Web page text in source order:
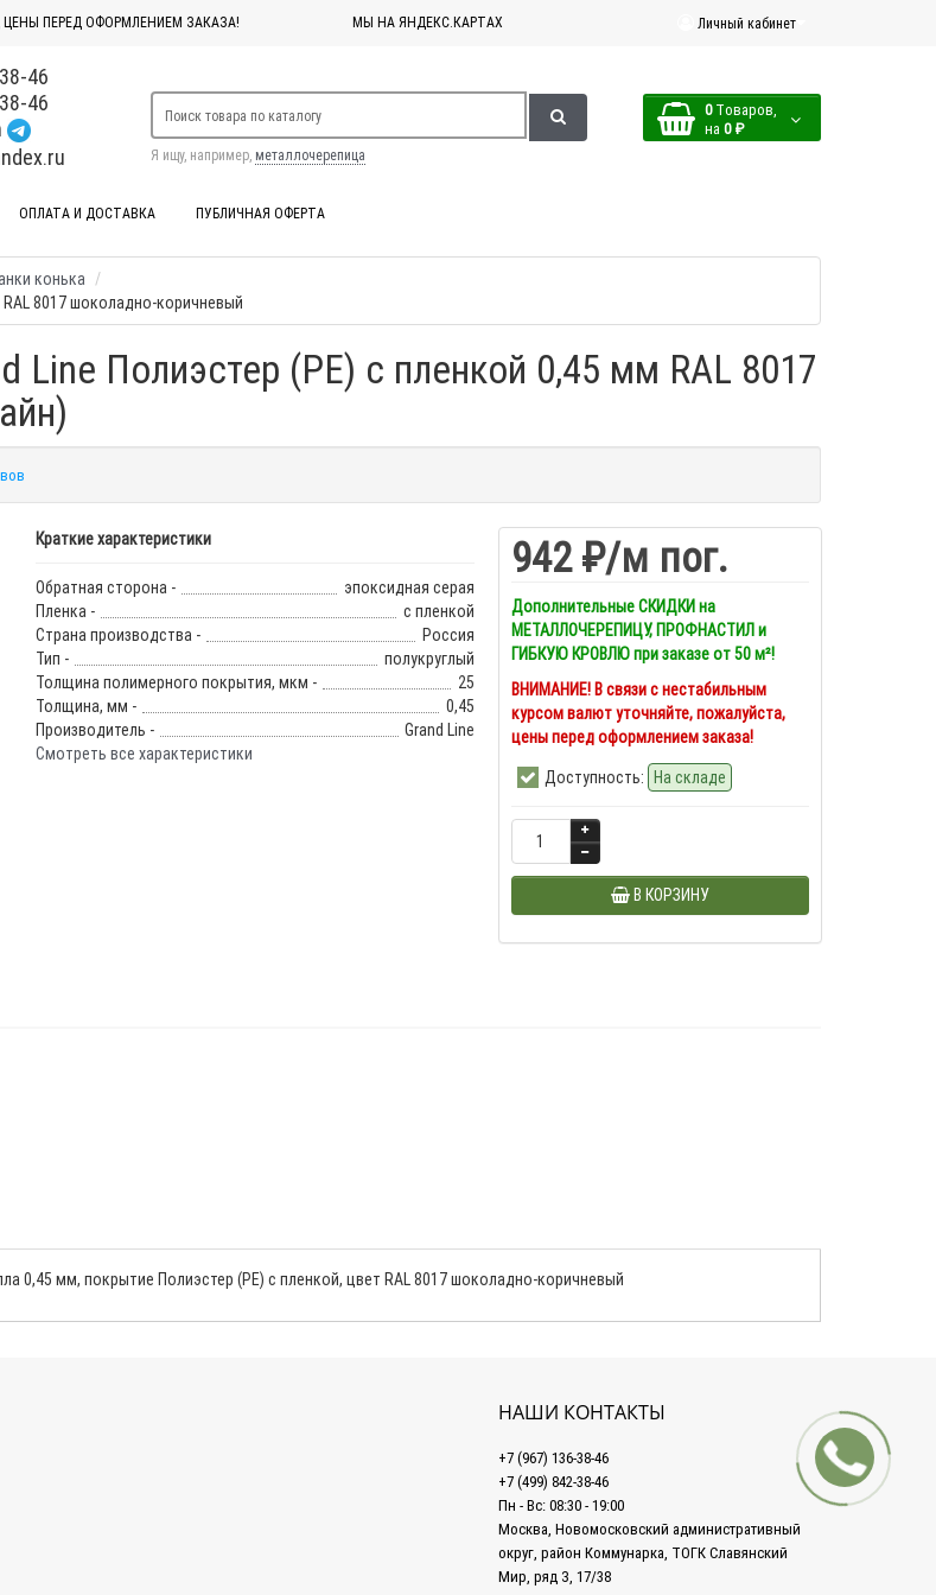
ПЕРЕД ОФОРМЛЕНИЕМ ЗАКАЗА! МЫ НА ЯНДЕКС.КАРТАХ Личный кабинет
46
46
0 Tоваров,
на 0 ₽
Я ищу, например, металлочерепица
ОПЛАТА И ДОСТАВКА ПУБЛИЧНАЯ ОФЕРТА
конька
RAL 8017 шоколадно-коричневый
Line Полиэстер (PE) с пленкой 0,45 мм RAL 8017
Краткие характеристики
Обратная сторона -
эпоксидная серая
Пленка -
с пленкой
Страна производства -
Россия
Тип -
полукруглый
Толщина полимерного покрытия, мкм -
25
Толщина, мм -
0,45
Производитель -
Grand Line
Смотреть все характеристики
942 ₽/м пог.
Дополнительные СКИДКИ на
МЕТАЛЛОЧЕРЕПИЦУ, ПРОФНАСТИЛ и
ГИБКУЮ КРОВЛЮ при заказе от 50 м²!
ВНИМАНИЕ! В связи с нестабильным
курсом валют уточняйте, пожалуйста,
цены перед оформлением заказа!
Доступность: На складе
В КОРЗИНУ
0,45 мм, покрытие Полиэстер (PE) с пленкой, цвет RAL 8017 шоколадно-коричневый
НАШИ КОНТАКТЫ
+7 (967) 136-38-46
+7 (499) 842-38-46
Пн - Вс: 08:30 - 19:00
Москва, Новомосковский административный
округ, район Коммунарка, ТОГК Славянский
Мир, ряд З, 17/38